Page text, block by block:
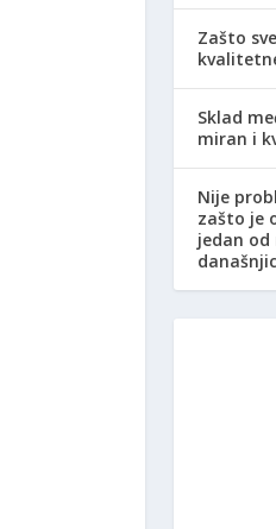
Zašto
Sklad
miran i
Nije
zašto je
jedan